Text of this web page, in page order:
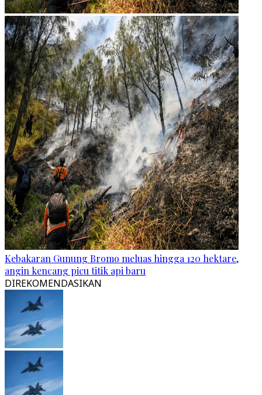
Kebakaran Gunung Bromo meluas hingga 120 hektare,
angin kencang picu titik api baru
DIREKOMENDASIKAN